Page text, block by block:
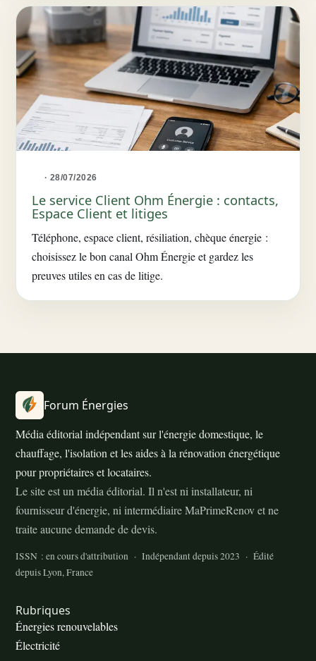
· 28/07/2026
Le service Client Ohm Énergie : contacts,
Espace Client et litiges
Téléphone, espace client, résiliation, chèque énergie :
choisissez le bon canal Ohm Énergie et gardez les
preuves utiles en cas de litige.
Forum Énergies
Média éditorial indépendant sur l'énergie domestique, le
chauffage, l'isolation et les aides à la rénovation énergétique
pour propriétaires et locataires.
Le site est un média éditorial. Il n'est ni installateur, ni
fournisseur d'énergie, ni intermédiaire MaPrimeRenov et ne
traite aucune demande de devis.
ISSN : en cours d'attribution · Indépendant depuis 2023 · Édité
depuis Lyon, France
Rubriques
Énergies renouvelables
Électricité